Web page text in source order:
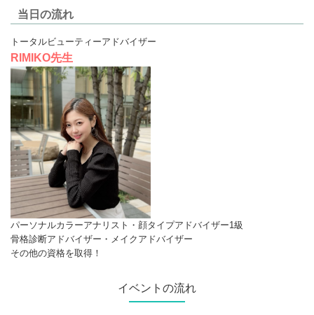
当日の流れ
トータルビューティーアドバイザー
RIMIKO先生
パーソナルカラーアナリスト・顔タイプアドバイザー1級
骨格診断アドバイザー・メイクアドバイザー
その他の資格を取得！
イベントの流れ